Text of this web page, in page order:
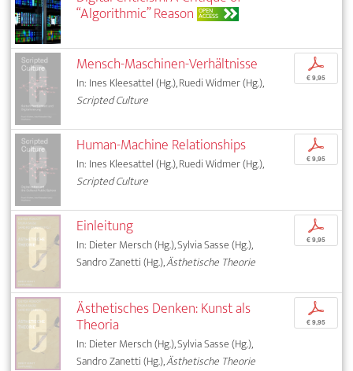
“Algorithmic” Reason OPEN
ACCESS
Mensch-Maschinen-Verhältnisse
In: Ines Kleesattel (Hg.), Ruedi Widmer (Hg.),
Scripted Culture
p
€ 9,95
Human-Machine Relationships
In: Ines Kleesattel (Hg.), Ruedi Widmer (Hg.),
Scripted Culture
p
€ 9,95
Einleitung
In: Dieter Mersch (Hg.), Sylvia Sasse (Hg.),
Sandro Zanetti (Hg.),Ästhetische Theorie
p
€ 9,95
Ästhetisches Denken: Kunst als
Theoria
In: Dieter Mersch (Hg.), Sylvia Sasse (Hg.),
Sandro Zanetti (Hg.),Ästhetische Theorie
p
€ 9,95